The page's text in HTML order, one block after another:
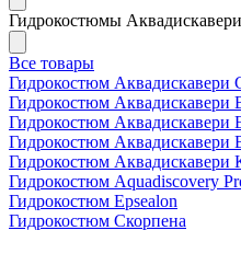
Гидрокостюмы Аквадискавери
Все товары
Гидрокостюм Аквадискавери
Гидрокостюм Аквадискавери
Гидрокостюм Аквадискавери
Гидрокостюм Аквадискавери
Гидрокостюм Аквадискавери
Гидрокостюм Aquadiscovery
Гидрокостюм Epsealon
Гидрокостюм Скорпена